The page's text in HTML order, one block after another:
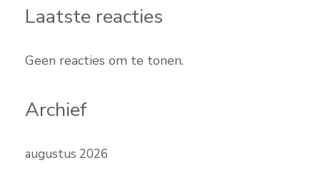
Laatste reacties
Geen reacties om te tonen.
Archief
augustus 2026